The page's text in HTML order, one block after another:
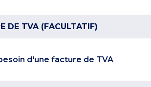
DE TVA (FACULTATIF)
d'une facture de TVA